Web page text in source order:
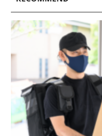
2025/ 2 (5)
2025/ 1 (4)
2024/ 3 (5)
2024/ 2 (4)
2024/ 1 (5)
2023/ 5 (2)
2023/ 4 (3)
2023/ 3 (3)
2023/ 2 (2)
2023/ 1 (3)
2022/ 7 (5)
2022/ 6 (4)
2022/ 5 (5)
2022/ 4 (7)
2022/ 3 (4)
2022/ 2 (5)
2022/ 1 (5)
2021/ 9 (6)
2021/ 8 (3)
2021/ 7 (7)
2021/ 6 (5)
2021/ 5 (4)
2021/ 4 (7)
2021/ 3 (2)
2020/ 7 (1)